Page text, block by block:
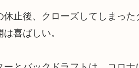
休止後、クローズしてしまっ
喜ばしい。